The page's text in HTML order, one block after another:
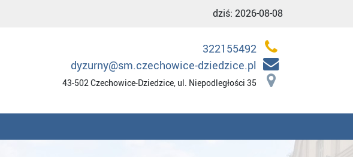
dziś: 2026-08-08
322155492
dyzurny@sm.czechowice-dziedzice.pl
43-502 Czechowice-Dziedzice, ul. Niepodległości 35